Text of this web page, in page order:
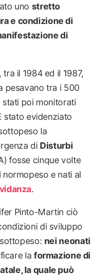
uno stretto
e condizione di
di
il 1984 ed il 1987,
pesavano tra i 500
stati poi monitorati
stato evidenziato
la
di Disturbi
fosse cinque volte
e nati al
.
Pinto-Martin ciò
di sviluppo
nei neonati
la formazione di
la quale può